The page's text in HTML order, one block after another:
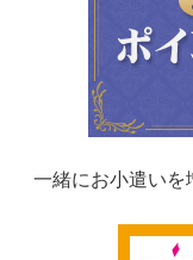
一緒にお小遣いを